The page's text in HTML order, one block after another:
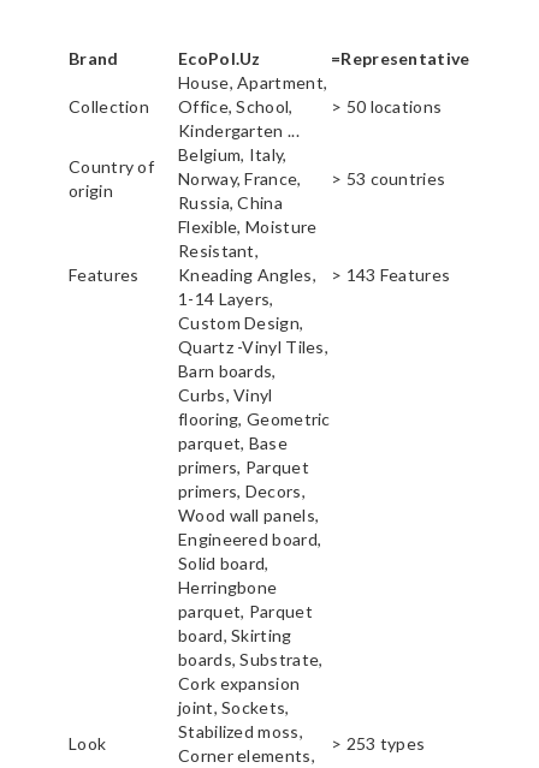
Brand EcoPol.Uz =Representative
Collection
House, Apartment,
Office, School,
Kindergarten ...
> 50 locations
Country of
origin
Belgium, Italy,
Norway, France,
Russia, China
> 53 countries
Features
Flexible, Moisture
Resistant,
Kneading Angles,
1-14 Layers,
Custom Design,
> 143 Features
Look
Quartz -Vinyl Tiles,
Barn boards,
Curbs, Vinyl
flooring, Geometric
parquet, Base
primers, Parquet
primers, Decors,
Wood wall panels,
Engineered board,
Solid board,
Herringbone
parquet, Parquet
board, Skirting
boards, Substrate,
Cork expansion
joint, Sockets,
Stabilized moss,
Corner elements,
> 253 types